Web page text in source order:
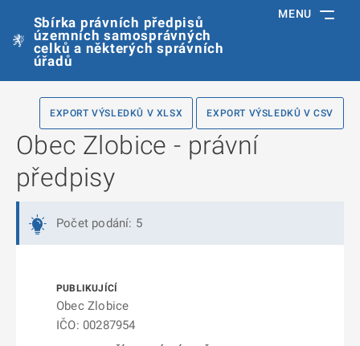
Sbírka právních předpisů
územních samosprávných
celků a některých správních
úřadů
MENU
EXPORT VÝSLEDKŮ V XLSX EXPORT VÝSLEDKŮ V CSV
Obec Zlobice - právní
předpisy
Počet podání: 5
Obec Zlobice
IČO: 00287954